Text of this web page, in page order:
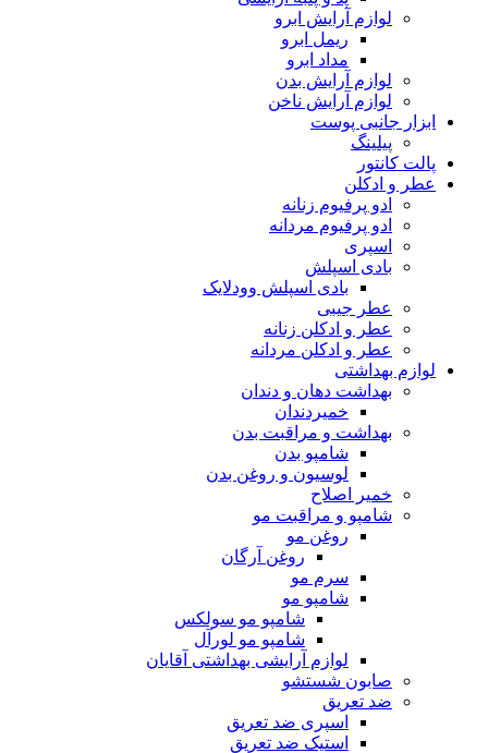
لوازم آرایش ابرو
ریمل ابرو
مداد ابرو
لوازم آرایش بدن
لوازم آرایش ناخن
ابزار جانبی پوست
پیلینگ
پالت کانتور
عطر و ادکلن
ادو پرفیوم زنانه
ادو پرفیوم مردانه
اسپری
بادی اسپلش
بادی اسپلش وودلایک
عطر جیبی
عطر و ادکلن زنانه
عطر و ادکلن مردانه
لوازم بهداشتی
بهداشت دهان و دندان
خمیردندان
بهداشت و مراقبت بدن
شامپو بدن
لوسیون و روغن بدن
خمیر اصلاح
شامپو و مراقبت مو
روغن مو
روغن آرگان
سرم مو
شامپو مو
شامپو مو سولکس
شامپو مو لورآل
لوازم آرایشی بهداشتی آقایان
صابون شستشو
ضد تعریق
اسپری ضد تعریق
استیک ضد تعریق